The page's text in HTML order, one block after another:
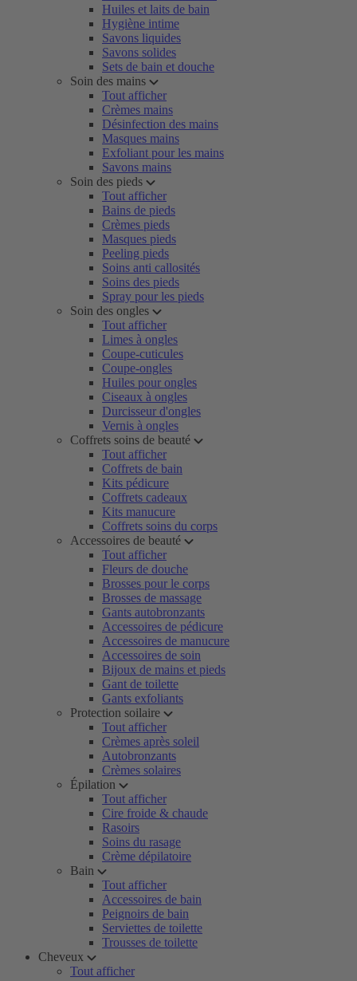
Huiles et laits de bain
Hygiène intime
Savons liquides
Savons solides
Sets de bain et douche
Soin des mains
Tout afficher
Crèmes mains
Désinfection des mains
Masques mains
Exfoliant pour les mains
Savons mains
Soin des pieds
Tout afficher
Bains de pieds
Crèmes pieds
Masques pieds
Peeling pieds
Soins anti callosités
Soins des pieds
Spray pour les pieds
Soin des ongles
Tout afficher
Limes à ongles
Coupe-cuticules
Coupe-ongles
Huiles pour ongles
Ciseaux à ongles
Durcisseur d'ongles
Vernis à ongles
Coffrets soins de beauté
Tout afficher
Coffrets de bain
Kits pédicure
Coffrets cadeaux
Kits manucure
Coffrets soins du corps
Accessoires de beauté
Tout afficher
Fleurs de douche
Brosses pour le corps
Brosses de massage
Gants autobronzants
Accessoires de pédicure
Accessoires de manucure
Accessoires de soin
Bijoux de mains et pieds
Gant de toilette
Gants exfoliants
Protection soilaire
Tout afficher
Crèmes après soleil
Autobronzants
Crèmes solaires
Épilation
Tout afficher
Cire froide & chaude
Rasoirs
Soins du rasage
Crème dépilatoire
Bain
Tout afficher
Accessoires de bain
Peignoirs de bain
Serviettes de toilette
Trousses de toilette
Cheveux
Tout afficher